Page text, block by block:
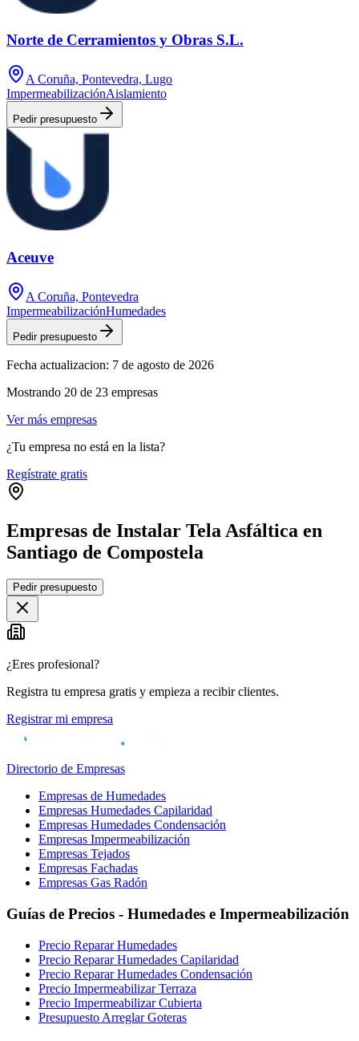
Norte de Cerramientos y Obras S.L.
A Coruña, Pontevedra, Lugo
ImpermeabilizaciónAislamiento
Pedir presupuesto
Aceuve
A Coruña, Pontevedra
ImpermeabilizaciónHumedades
Pedir presupuesto
Fecha actualizacion: 7 de agosto de 2026
Mostrando 20 de 23 empresas
Ver más empresas
¿Tu empresa no está en la lista?
Regístrate gratis
Empresas de Instalar Tela Asfáltica en
Santiago de Compostela
+
−
Pedir presupuesto
¿Eres profesional?
Registra tu empresa gratis y empieza a recibir clientes.
Registrar mi empresa
Directorio de Empresas
Empresas de Humedades
Empresas Humedades Capilaridad
Empresas Humedades Condensación
Empresas Impermeabilización
Empresas Tejados
Empresas Fachadas
Empresas Gas Radón
Guías de Precios - Humedades e Impermeabilización
Precio Reparar Humedades
Precio Reparar Humedades Capilaridad
Precio Reparar Humedades Condensación
Precio Impermeabilizar Terraza
Precio Impermeabilizar Cubierta
Presupuesto Arreglar Goteras